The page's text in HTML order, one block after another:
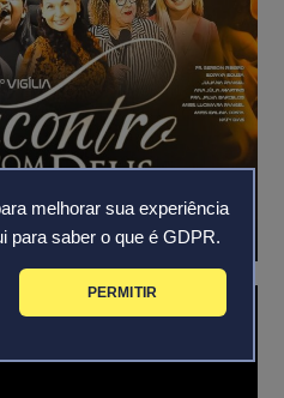
melhorar sua experiência
para saber o que é GDPR.
PERMITIR